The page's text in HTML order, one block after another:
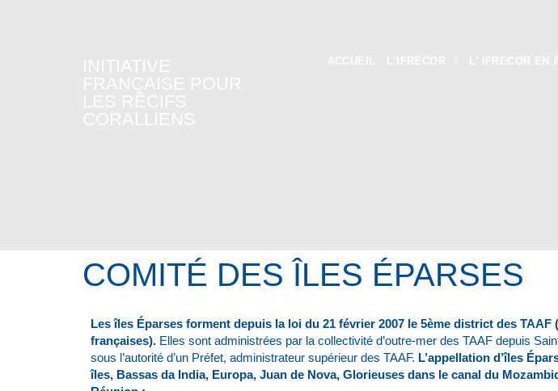
COMITÉ DES ÎLES ÉPARSES
Les îles Éparses forment depuis la loi du 21 février 2007 le 5ème district des
françaises). Elles sont administrées par la collectivité d’outre-mer des TAAF depuis
sous l’autorité d’un Préfet, administrateur supérieur des TAAF. L’appellation d’îles
îles, Bassas da India, Europa, Juan de Nova, Glorieuses dans le canal du